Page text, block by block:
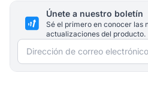
Únete a nuestro boletín
Sé el primero en conocer las
actualizaciones del producto.
Dirección de correo